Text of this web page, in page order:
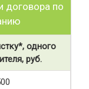
договора по
одного
руб.